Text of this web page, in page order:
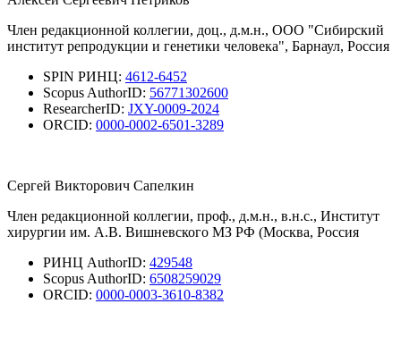
Член редакционной коллегии, доц., д.м.н., ООО "Сибирский
институт репродукции и генетики человека", Барнаул, Россия
SPIN РИНЦ: 4612-6452
Scopus AuthorID: 56771302600
ResearcherID: JXY-0009-2024
ORCID: 0000-0002-6501-3289
Сергей Викторович Сапелкин
Член редакционной коллегии, проф., д.м.н., в.н.с., Институт
хирургии им. А.В. Вишневского МЗ РФ (Москва, Россия
РИНЦ AuthorID: 429548
Scopus AuthorID: 6508259029
ORCID: 0000-0003-3610-8382